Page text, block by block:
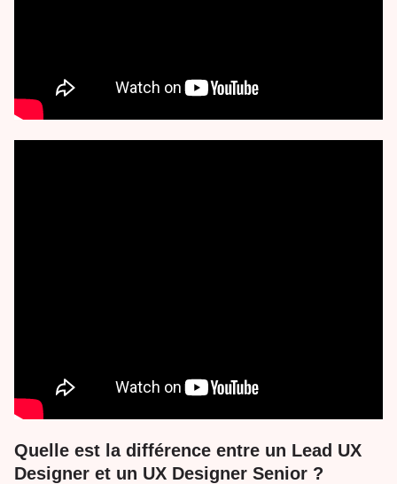
Quelle est la différence entre un Lead UX
Designer et un UX Designer Senior ?